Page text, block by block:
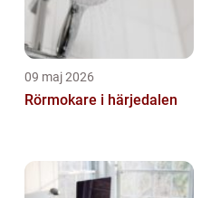
09 maj 2026
Rörmokare i härjedalen